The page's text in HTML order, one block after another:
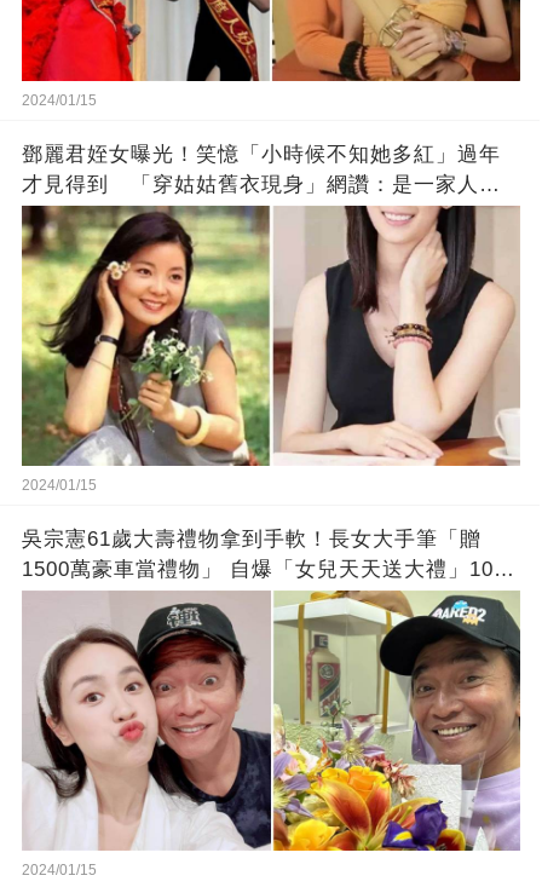
2024/01/15
鄧麗君姪女曝光！笑憶「小時候不知她多紅」過年
才見得到 「穿姑姑舊衣現身」網讚：是一家人沒
錯!
2024/01/15
吳宗憲61歲大壽禮物拿到手軟！長女大手筆「贈
1500萬豪車當禮物」 自爆「女兒天天送大禮」10年
徒弟也不甘示弱!
2024/01/15